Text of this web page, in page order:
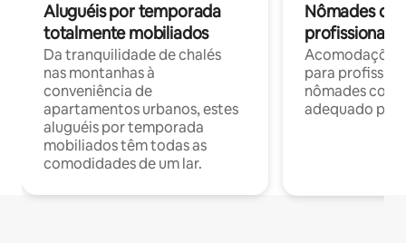
Aluguéis por temporada
totalmente mobiliados
Da tranquilidade de chalés
nas montanhas à
conveniência de
apartamentos urbanos, estes
aluguéis por temporada
mobiliados têm todas as
comodidades de um lar.
Nômades
profissionais
para
nômades com
adequado